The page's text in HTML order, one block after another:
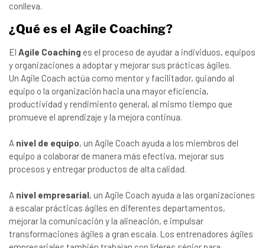
conlleva.
¿Qué es el Agile Coaching?
El Agile Coaching es el proceso de ayudar a individuos, equipos
y organizaciones a adoptar y mejorar sus prácticas ágiles.
Un Agile Coach actúa como mentor y facilitador, guiando al
equipo o la organización hacia una mayor eficiencia,
productividad y rendimiento general, al mismo tiempo que
promueve el aprendizaje y la mejora continua.
A nivel de equipo, un Agile Coach ayuda a los miembros del
equipo a colaborar de manera más efectiva, mejorar sus
procesos y entregar productos de alta calidad.
A nivel empresarial, un Agile Coach ayuda a las organizaciones
a escalar prácticas ágiles en diferentes departamentos,
mejorar la comunicación y la alineación, e impulsar
transformaciones ágiles a gran escala. Los entrenadores ágiles